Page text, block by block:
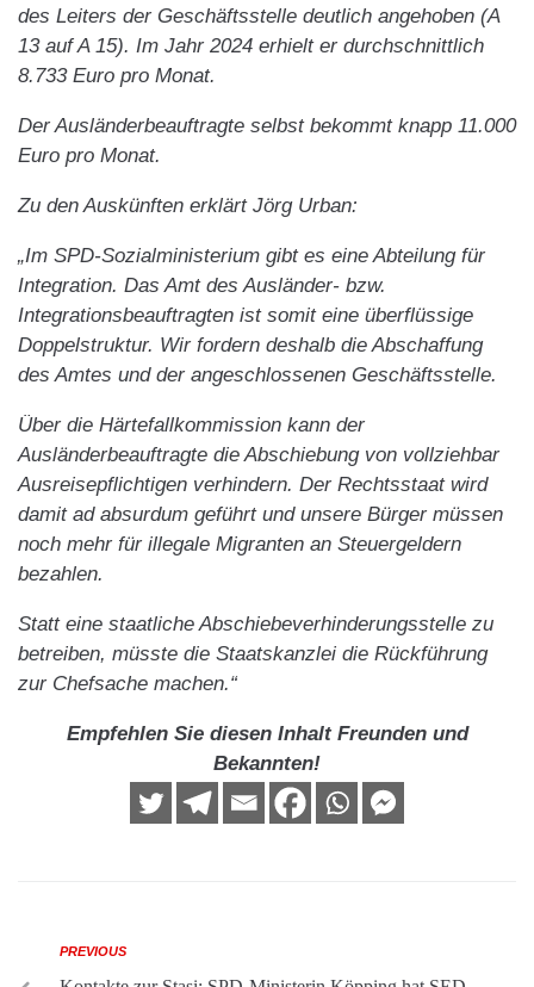
des Leiters der Geschäftsstelle deutlich angehoben (A
13 auf A 15). Im Jahr 2024 erhielt er durchschnittlich
8.733 Euro pro Monat.
Der Ausländerbeauftragte selbst bekommt knapp 11.000
Euro pro Monat.
Zu den Auskünften erklärt Jörg Urban:
„Im SPD-Sozialministerium gibt es eine Abteilung für
Integration. Das Amt des Ausländer- bzw.
Integrationsbeauftragten ist somit eine überflüssige
Doppelstruktur. Wir fordern deshalb die Abschaffung
des Amtes und der angeschlossenen Geschäftsstelle.
Über die Härtefallkommission kann der
Ausländerbeauftragte die Abschiebung von vollziehbar
Ausreisepflichtigen verhindern. Der Rechtsstaat wird
damit ad absurdum geführt und unsere Bürger müssen
noch mehr für illegale Migranten an Steuergeldern
bezahlen.
Statt eine staatliche Abschiebeverhinderungsstelle zu
betreiben, müsste die Staatskanzlei die Rückführung
zur Chefsache machen.“
Empfehlen Sie diesen Inhalt Freunden und
Bekannten!
PREVIOUS